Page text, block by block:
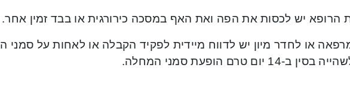
הרופא יש לכסות את הפה ואת האף במסכה כירורגית או בבד זמין אחר.
או לחדר מיון יש לדווח מיידית לפקיד הקבלה או לאחות על סמני
יום טרם הופעת סמני המחלה.